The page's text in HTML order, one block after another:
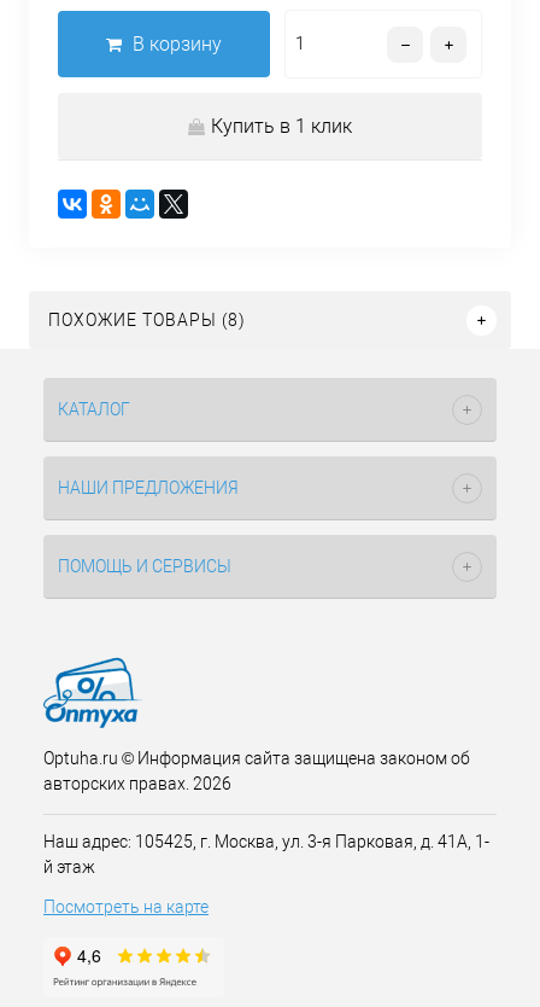
В корзину
Купить в 1 клик
ПОХОЖИЕ ТОВАРЫ (8)
КАТАЛОГ
НАШИ ПРЕДЛОЖЕНИЯ
ПОМОЩЬ И СЕРВИСЫ
Optuha.ru © Информация сайта защищена законом об
авторских правах. 2026
Наш адрес: 105425, г. Москва, ул. 3-я Парковая, д. 41А, 1-
й этаж
Посмотреть на карте